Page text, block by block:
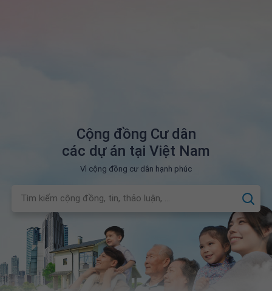
Cộng đồng Cư dân
các dự án tại Việt Nam
Vì cộng đồng cư dân hạnh phúc
Tìm kiếm cộng đồng, tin, thảo luận, ...